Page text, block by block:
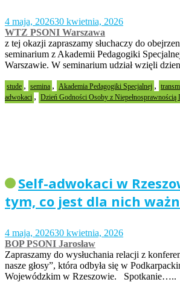
4 maja, 202630 kwietnia, 2026
WTZ PSONI Warszawa
z tej okazji zapraszamy słuchaczy do
seminarium z Akademii Pedagogiki
Warszawie. W seminarium udział wzięli
stude , semina , Akademia Pedagogiki Specjalnej ,
adwokaci , Dzień Godności Osoby z Niepełnosprawnością
Self-adwokaci w
tym, co jest dla nich
4 maja, 202630 kwietnia, 2026
BOP PSONI Jarosław
Zapraszamy do wysłuchania relacji z
nasze głosy”, która odbyła się w
Wojewódzkim w Rzeszowie. Spotkanie…..